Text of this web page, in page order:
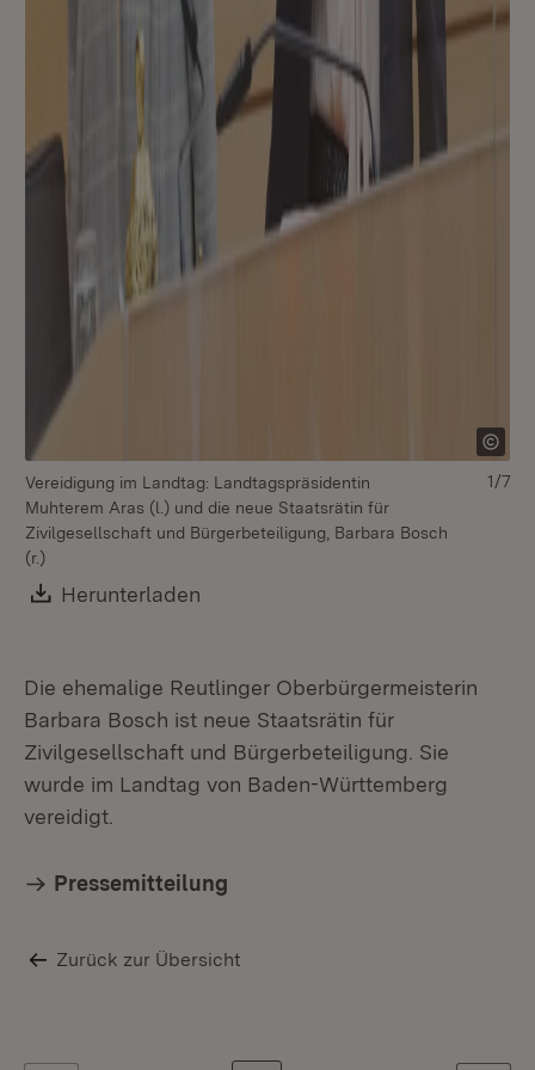
Vereidigung im Landtag: Landtagspräsidentin
Muhterem Aras (l.) und die neue Staatsrätin für
Zivilgesellschaft und Bürgerbeteiligung, Barbara Bosch
(r.)
Download:
Herunterladen
1/7
Die ehemalige Reutlinger Oberbürgermeisterin
Barbara Bosch ist neue Staatsrätin für
Zivilgesellschaft und Bürgerbeteiligung. Sie
wurde im Landtag von Baden-Württemberg
vereidigt.
Pressemitteilung
Zurück zur Übersicht